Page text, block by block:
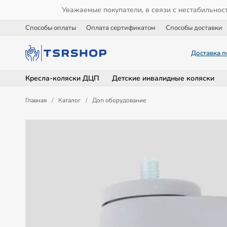
Уважаемые покупатели, в связи с
Способы оплаты Оплата сертификатом Способы доставки
Доставка
Кресла-коляски ДЦП Детские инвалидные коляски
Главная / Каталог / Доп оборудование